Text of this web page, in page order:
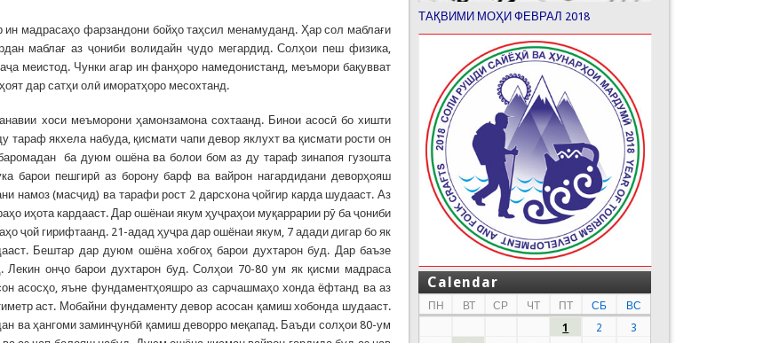
мадрасаҳо фарзандони бойҳо таҳсил менамуданд. Ҳар сол маблағи
маблағ аз ҷониби волидайн ҷудо мегардид. Солҳои пеш физика,
меистод. Чунки агар ин фанҳоро намедонистанд, меъмори бақувват
дар сатҳи олӣ иморатҳоро месохтанд.
хоси меъморони ҳамонзамона сохтаанд. Бинои асосӣ бо хишти
якхела набуда, қисмати чапи девор яклухт ва қисмати рости он
ба дуюм ошёна ва болои бом аз ду тараф зинапоя гузошта
барои пешгирӣ аз борону барф ва вайрон нагардидани деворҳояш
намоз (масҷид) ва тарафи рост 2 дарсхона ҷойгир карда шудааст. Аз
иҳота кардааст. Дар ошёнаи якум ҳуҷраҳои муқаррарии рӯ ба ҷониби
ҷой гирифтаанд. 21-адад ҳуҷра дар ошёнаи якум, 7 адади дигар бо як
Бештар дар дуюм ошёна хобгоҳ барои духтарон буд. Дар баъзе
онҷо барои духтарон буд. Солҳои 70-80 ум як қисми мадраса
асосҳо, яъне фундаментҳояшро аз сарчашмаҳо хонда ёфтанд ва аз
аст. Мобайни фундаменту девор асосан қамиш хобонда шудааст.
ва ҳангоми заминҷунбӣ қамиш деворро меқапад. Баъди солҳои 80-ум
ТАҚВИМИ МОҲИ ФЕВРАЛ 2018
Calendar
ПН ВТ СР ЧТ ПТ СБ
ВС
1
2
3